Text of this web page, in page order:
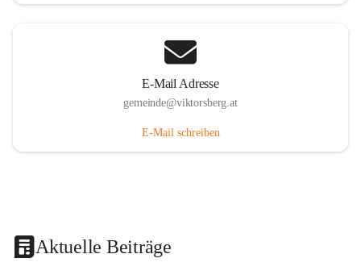
E-Mail Adresse
gemeinde@viktorsberg.at
E-Mail schreiben
Aktuelle Beiträge